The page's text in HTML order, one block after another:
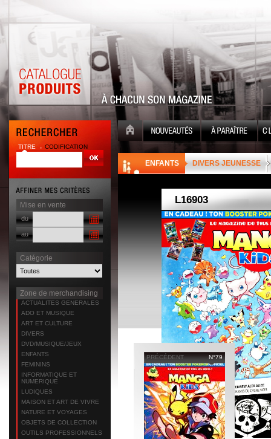
TITRE CODIFICATION
Mise en vente
du
au
Catégorie
Zone de merchandising
ACTUALITES GENERALES
ADO ET MUSIQUE
ART ET CULTURE
DIVERS
DVD/MUSIQUE/JEUX
ENFANTS
FEMININS
INFORMATIQUE ET
NUMERIQUE
LUDIQUES
MAISON ET ART DE VIVRE
NATURE ET VOYAGES
OBJETS DE COLLECTION
OUTILS PROFESSIONNELS
ENFANTS DIVERS JEUNESSE
PRÉCÉDENT N°79